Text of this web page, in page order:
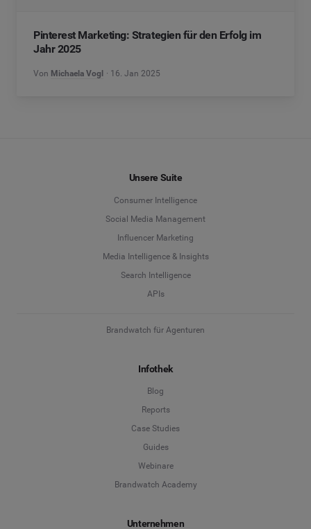
Pinterest Marketing: Strategien für den Erfolg im
Jahr 2025
Von Michaela Vogl 16. Jan 2025
Unsere Suite
Consumer Intelligence
Social Media Management
Influencer Marketing
Media Intelligence & Insights
Search Intelligence
APIs
Brandwatch für Agenturen
Infothek
Blog
Reports
Case Studies
Guides
Webinare
Brandwatch Academy
Unternehmen